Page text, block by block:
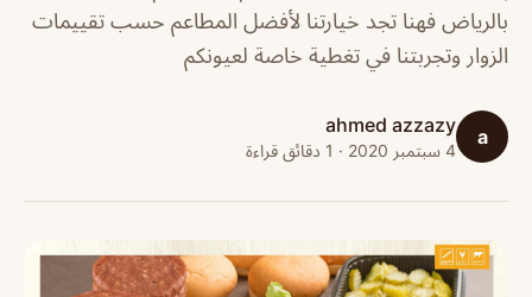
بالرياض فهنا تجد خيارتنا لأفضل المطاعم حسب تقييمات
الزوار وتجربتنا في تغطية خاصة لعيونكم
a
ahmed azzazy
4 سبتمبر 2020 · 1 دقائق قراءة